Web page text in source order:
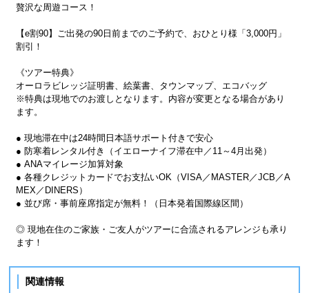
贅沢な周遊コース！
【e割90】ご出発の90日前までのご予約で、おひとり様「3,000円」
割引！
《ツアー特典》
オーロラビレッジ証明書、絵葉書、タウンマップ、エコバッグ
※特典は現地でのお渡しとなります。内容が変更となる場合があり
ます。
● 現地滞在中は24時間日本語サポート付きで安心
● 防寒着レンタル付き（イエローナイフ滞在中／11～4月出発）
● ANAマイレージ加算対象
● 各種クレジットカードでお支払いOK（VISA／MASTER／JCB／A
MEX／DINERS）
● 並び席・事前座席指定が無料！（日本発着国際線区間）
◎ 現地在住のご家族・ご友人がツアーに合流されるアレンジも承り
ます！
関連情報